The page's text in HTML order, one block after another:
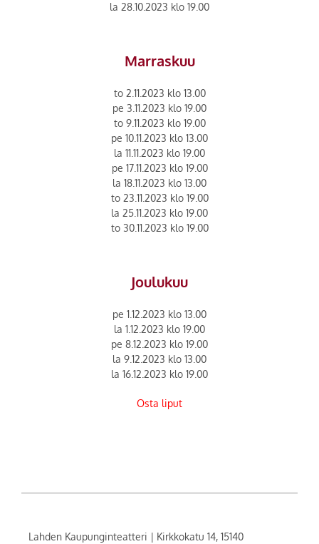
la 28.10.2023 klo 19.00
Marraskuu
to 2.11.2023 klo 13.00
pe 3.11.2023 klo 19.00
to 9.11.2023 klo 19.00
pe 10.11.2023 klo 13.00
la 11.11.2023 klo 19.00
pe 17.11.2023 klo 19.00
la 18.11.2023 klo 13.00
to 23.11.2023 klo 19.00
la 25.11.2023 klo 19.00
to 30.11.2023 klo 19.00
Joulukuu
pe 1.12.2023 klo 13.00
la 1.12.2023 klo 19.00
pe 8.12.2023 klo 19.00
la 9.12.2023 klo 13.00
la 16.12.2023 klo 19.00
Osta liput
Lahden Kaupunginteatteri | Kirkkokatu 14, 15140